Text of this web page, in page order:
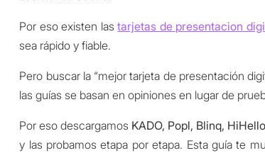
Por eso existen lastarjetas de presentacion
sea rápido y fiable.
Pero buscar la “mejor tarjeta de presentación
las guías se basan en opiniones en lugar de
Por eso descargamos KADO, Popl, Blinq,
y las probamos etapa por etapa. Esta guía te